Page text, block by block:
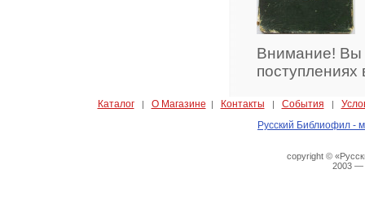
Внимание! Вы
Каталог| О Магазине | Контакты | События |
Русский Библиофил -
copyright ©
2003 —